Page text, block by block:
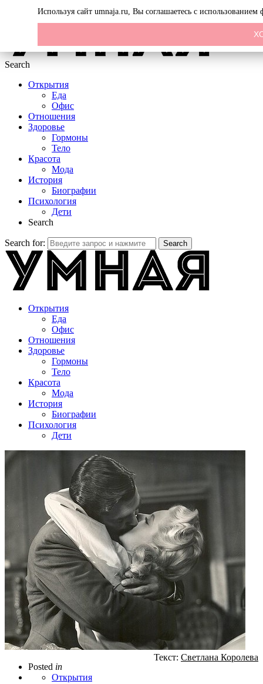
Search
Открытия
Еда
Офис
Отношения
Здоровье
Гормоны
Тело
Красота
Мода
История
Биографии
Психология
Дети
Search
Search for: Search
Открытия
Еда
Офис
Отношения
Здоровье
Гормоны
Тело
Красота
Мода
История
Биографии
Психология
Дети
Posted in
Открытия
Текст: Светлана Королева
Используя сайт umnaja.ru, Вы соглашаетесь с использованием